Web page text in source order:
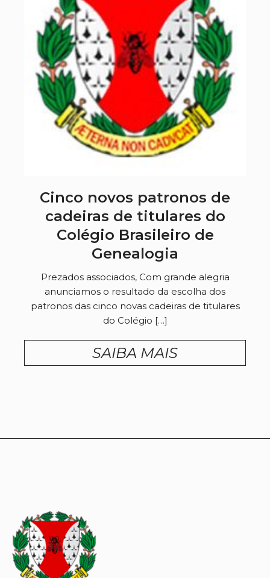
Cinco novos patronos de
cadeiras de titulares do
Colégio Brasileiro de
Genealogia
Prezados associados, Com grande alegria
anunciamos o resultado da escolha dos
patronos das cinco novas cadeiras de titulares
do Colégio […]
SAIBA MAIS